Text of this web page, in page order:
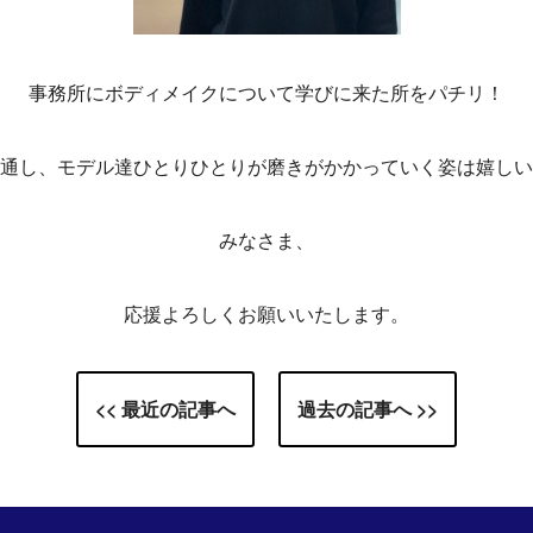
事務所にボディメイクについて学びに来た所をパチリ！
し、モデル達ひとりひとりが磨きがかかっていく姿は嬉し
みなさま、
応援よろしくお願いいたします。
<< 最近の記事へ 過去の記事へ >>